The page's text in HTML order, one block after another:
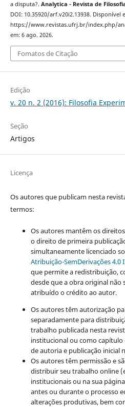
a disputa?. Analytica - Revista de
DOI: 10.35920/arf.v20i2.13938. Disponível
https://www.revistas.ufrj.br/index.php/
em: 6 ago. 2026.
Fomatos de Citação
Edição
v. 20 n. 2 (2016): Filosofia
Seção
Artigos
Licença
Os autores que publicam nesta
termos:
Os autores mantêm os
o direito de primeira
simultaneamente licenciado
Atribuição-SemDerivações 4.0
que permite a redistribuição,
desde que a obra original não
atribuído o crédito ao autor.
Os autores têm autorização
separadamente para
trabalho publicada nesta
institucional ou como
de autoria e publicação inicial
Os autores têm permissão e
distribuir seu trabalho online
institucionais ou na sua
antes ou durante o processo
alterações produtivas, bem